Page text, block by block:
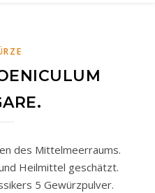
des Mittelmeerraums.
Heilmittel geschätzt.
5 Gewürzpulver.